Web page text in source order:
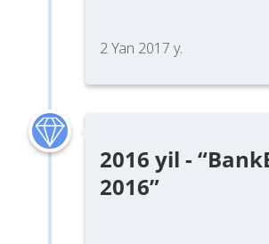
2 Yan 2017 y.
2016 yil -
2016”